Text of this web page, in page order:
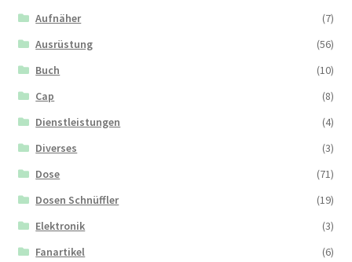
Aufnäher
(7)
Ausrüstung
(56)
Buch
(10)
Cap
(8)
Dienstleistungen
(4)
Diverses
(3)
Dose
(71)
Dosen Schnüffler
(19)
Elektronik
(3)
Fanartikel
(6)